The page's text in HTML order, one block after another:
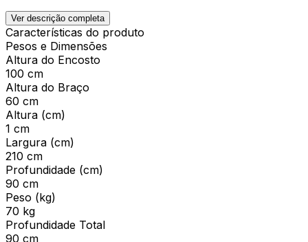
Ver descrição completa
Características do produto
Pesos e Dimensões
Altura do Encosto
100 cm
Altura do Braço
60 cm
Altura (cm)
1 cm
Largura (cm)
210 cm
Profundidade (cm)
90 cm
Peso (kg)
70 kg
Profundidade Total
90 cm